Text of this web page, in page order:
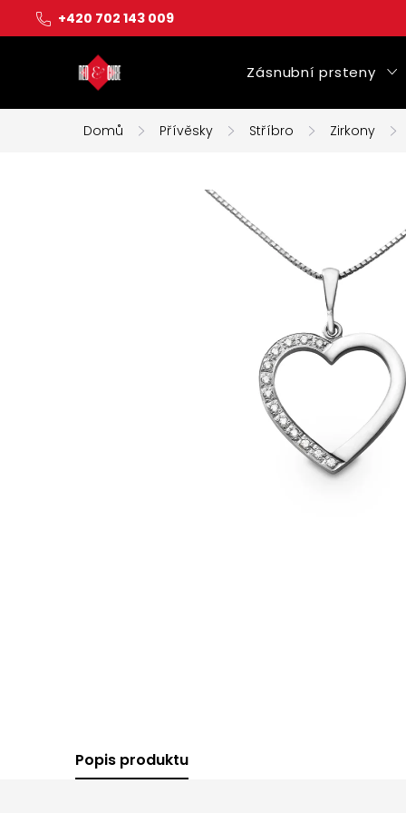
na
+420 702 143 009
Zásnubní prsteny
Domů Přívěsky Stříbro Zirkony
Popis produktu